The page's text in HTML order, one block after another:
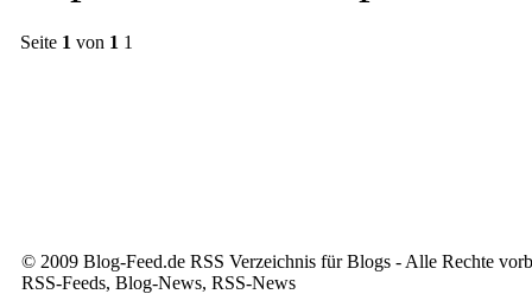
Seite 1 von 1 1
© 2009 Blog-Feed.de RSS Verzeichnis für Blogs - Alle Rechte
RSS-Feeds, Blog-News, RSS-News